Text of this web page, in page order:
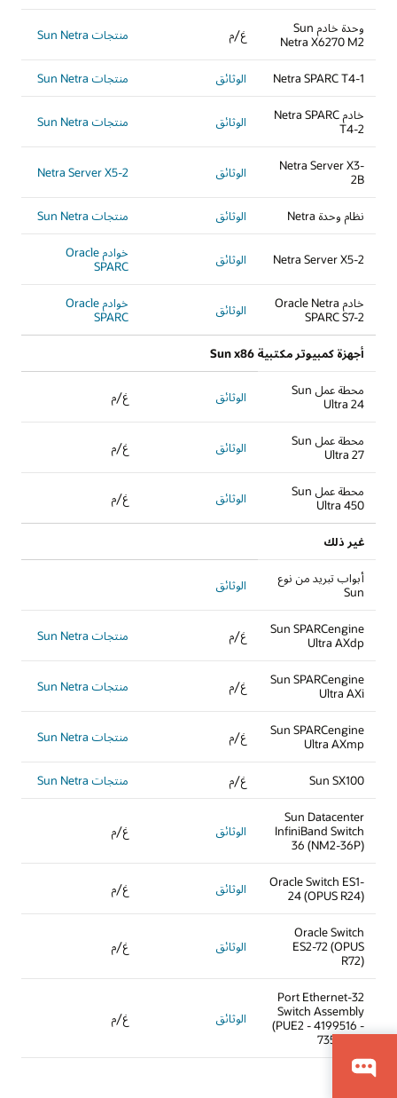
وحدة خادم Sun
Netra X6270 M2
غ/م منتجات Sun Netra
Netra SPARC T4-1 الوثائق منتجات Sun Netra
خادم Netra SPARC
T4-2
الوثائق منتجات Sun Netra
Netra Server X3-
2B
الوثائق Netra Server X5-2
نظام وحدة Netra الوثائق منتجات Sun Netra
Netra Server X5-2 الوثائق
خوادم Oracle
SPARC
خادم Oracle Netra
SPARC S7-2
الوثائق
خوادم Oracle
SPARC
أجهزة كمبيوتر مكتبية Sun x86
محطة عمل Sun
Ultra 24
الوثائق غ/م
محطة عمل Sun
Ultra 27
الوثائق غ/م
محطة عمل Sun
Ultra 450
الوثائق غ/م
غير ذلك
أبواب تبريد من نوع
Sun
الوثائق
Sun SPARCengine
Ultra AXdp
غ/م منتجات Sun Netra
Sun SPARCengine
Ultra AXi
غ/م منتجات Sun Netra
Sun SPARCengine
Ultra AXmp
غ/م منتجات Sun Netra
Sun SX100 غ/م منتجات Sun Netra
Sun Datacenter
InfiniBand Switch
36 (NM2-36P)
الوثائق غ/م
Oracle Switch ES1-
24 (OPUS R24)
الوثائق غ/م
Oracle Switch
ES2-72 (OPUS
R72)
الوثائق غ/م
32-Port Ethernet
Switch Assembly
(PUE2 - 4199516 -
7358381)
الوثائق غ/م